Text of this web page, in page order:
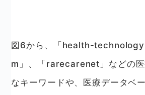
図6から、「health-
m」、「rarecarenet」などの医
なキーワードや、医療データベ